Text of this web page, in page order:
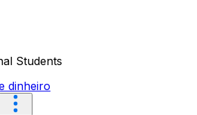
Students
dinheiro